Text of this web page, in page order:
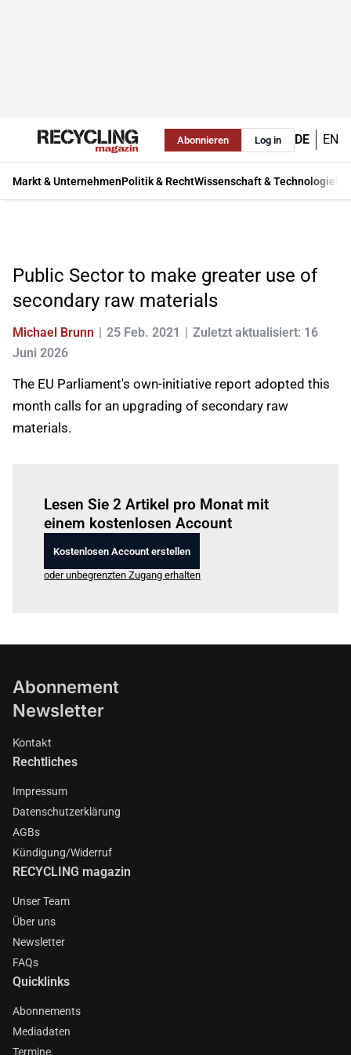
Abonnieren Log in DE EN
Markt & UnternehmenPolitik & RechtWissenschaft & Technologie
Public Sector to make greater use of
secondary raw materials
Michael Brunn 25 Feb. 2021
Zuletzt aktualisiert: 16
Juni 2026
The EU Parliament's own-initiative report adopted this
month calls for an upgrading of secondary raw
materials.
Lesen Sie 2 Artikel pro Monat mit
einem kostenlosen Account
Kostenlosen Account erstellen
oder unbegrenzten Zugang erhalten
Abonnement
Newsletter
Kontakt
Rechtliches
Impressum
Datenschutzerklärung
AGBs
Kündigung/Widerruf
RECYCLING magazin
Unser Team
Über uns
Newsletter
FAQs
Quicklinks
Abonnements
Mediadaten
Termine